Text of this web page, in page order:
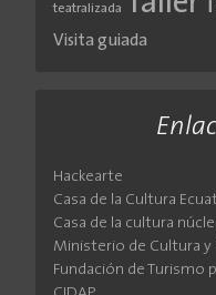
teatralizada
Visita guiada
Hackearte
Casa de la Cultura
Casa de la cultura
Ministerio de Cultura
Fundación de Turismo